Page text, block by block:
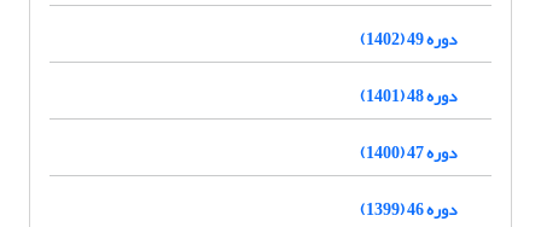
دوره 49 (1402)
دوره 48 (1401)
دوره 47 (1400)
دوره 46 (1399)